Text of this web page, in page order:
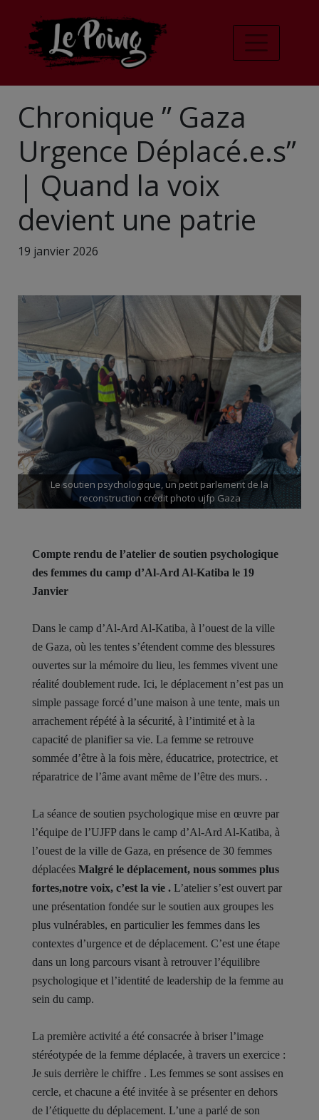
Chronique ” Gaza
Urgence Déplacé.e.s”
| Quand la voix
devient une patrie
19 janvier 2026
Le soutien psychologique, un petit parlement de la
reconstruction crédit photo ujfp Gaza
Compte rendu de l’atelier de soutien psychologique
des femmes du camp d’Al-Ard Al-Katiba le 19
Janvier
Dans le camp d’Al-Ard Al-Katiba, à l’ouest de la ville
de Gaza, où les tentes s’étendent comme des blessures
ouvertes sur la mémoire du lieu, les femmes vivent une
réalité doublement rude. Ici, le déplacement n’est pas un
simple passage forcé d’une maison à une tente, mais un
arrachement répété à la sécurité, à l’intimité et à la
capacité de planifier sa vie. La femme se retrouve
sommée d’être à la fois mère, éducatrice, protectrice, et
réparatrice de l’âme avant même de l’être des murs. .
La séance de soutien psychologique mise en œuvre par
l’équipe de l’UJFP dans le camp d’Al-Ard Al-Katiba, à
l’ouest de la ville de Gaza, en présence de 30 femmes
déplacées Malgré le déplacement, nous sommes plus
fortes,notre voix, c’est la vie . L’atelier s’est ouvert par
une présentation fondée sur le soutien aux groupes les
plus vulnérables, en particulier les femmes dans les
contextes d’urgence et de déplacement. C’est une étape
dans un long parcours visant à retrouver l’équilibre
psychologique et l’identité de leadership de la femme au
sein du camp.
La première activité a été consacrée à briser l’image
stéréotypée de la femme déplacée, à travers un exercice :
Je suis derrière le chiffre . Les femmes se sont assises en
cercle, et chacune a été invitée à se présenter en dehors
de l’étiquette du déplacement. L’une a parlé de son